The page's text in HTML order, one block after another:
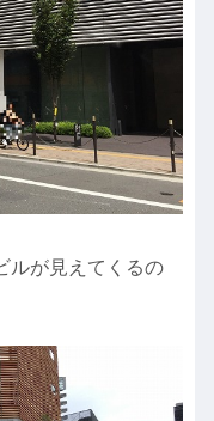
ルが見えてくるの